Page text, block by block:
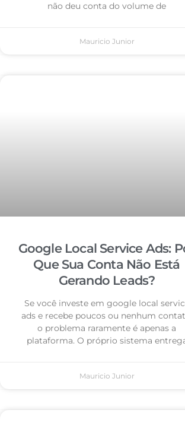
não deu conta do volume de
Mauricio Junior
Google Local Service Ads:
Que Sua Conta Não Está
Gerando Leads?
Se você investe em google local
ads e recebe poucos ou nenhum
o problema raramente é apenas a
plataforma. O próprio sistema
Mauricio Junior